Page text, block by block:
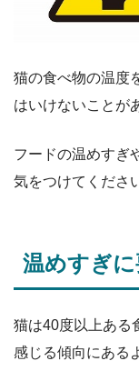
猫の食べ物の温度
はいけないことが
フードの温めすぎ
気をつけてくださ
温めすぎに
猫は40度以上ある
感じる傾向にある